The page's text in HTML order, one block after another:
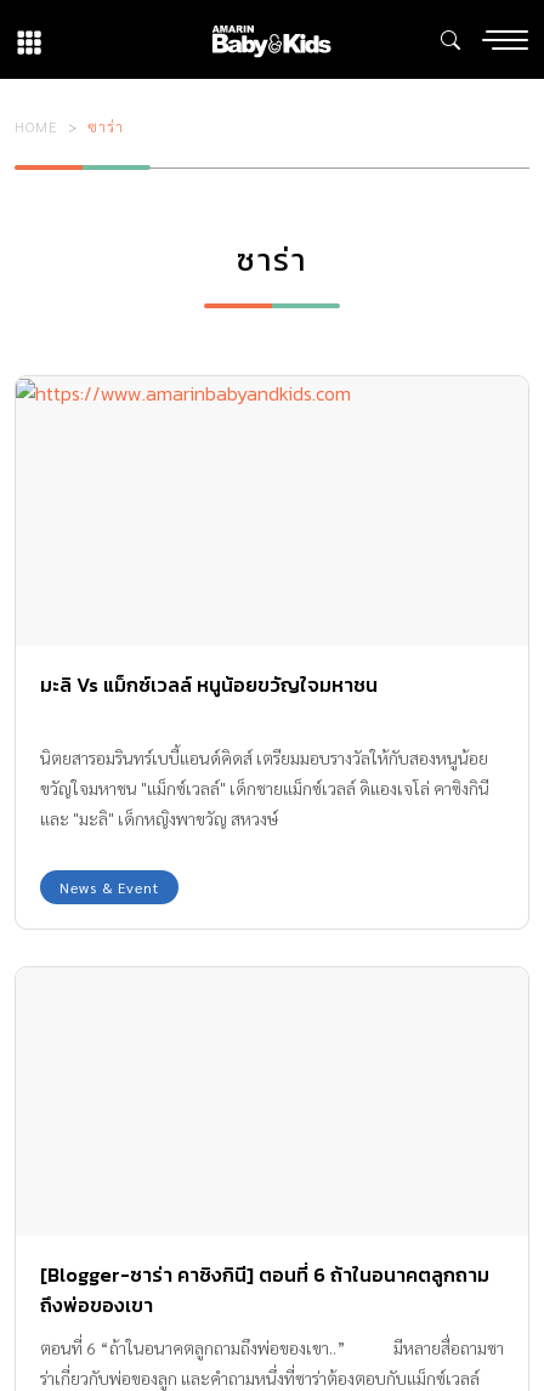
HOME ซาร่า
ซาร่า
มะลิ Vs แม็กซ์เวลล์ หนูน้อยขวัญใจมหาชน
นิตยสารอมรินทร์เบบี้แอนด์คิดส์ เตรียมมอบรางวัลให้กับสองหนูน้อย
ขวัญใจมหาชน "แม็กซ์เวลล์" เด็กชายแม็กซ์เวลล์ ดิแองเจโล่ คาซิงกินี
และ "มะลิ" เด็กหญิงพาขวัญ สหวงษ์
News & Event
[Blogger-ซาร่า คาซิงกินี] ตอนที่ 6 ถ้าในอนาคตลูกถาม
ถึงพ่อของเขา
ตอนที่ 6 “ถ้าในอนาคตลูกถามถึงพ่อของเขา..” มีหลายสื่อถามซา
ร่าเกี่ยวกับพ่อของลูก และคำถามหนึ่งที่ซาร่าต้องตอบกับแม็กซ์เวลล์